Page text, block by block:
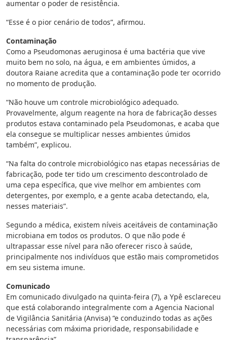
aumentar o poder de resistência.
“Esse é o pior cenário de todos”, afirmou.
Contaminação
Como a Pseudomonas aeruginosa é uma bactéria que vive
muito bem no solo, na água, e em ambientes úmidos, a
doutora Raiane acredita que a contaminação pode ter ocorrido
no momento de produção.
“Não houve um controle microbiológico adequado.
Provavelmente, algum reagente na hora de fabricação desses
produtos estava contaminado pela Pseudomonas, e acaba que
ela consegue se multiplicar nesses ambientes úmidos
também”, explicou.
“Na falta do controle microbiológico nas etapas necessárias de
fabricação, pode ter tido um crescimento descontrolado de
uma cepa específica, que vive melhor em ambientes com
detergentes, por exemplo, e a gente acaba detectando, ela,
nesses materiais”.
Segundo a médica, existem níveis aceitáveis de contaminação
microbiana em todos os produtos. O que não pode é
ultrapassar esse nível para não oferecer risco à saúde,
principalmente nos indivíduos que estão mais comprometidos
em seu sistema imune.
Comunicado
Em comunicado divulgado na quinta-feira (7), a Ypê esclareceu
que está colaborando integralmente com a Agencia Nacional
de Vigilância Sanitária (Anvisa) “e conduzindo todas as ações
necessárias com máxima prioridade, responsabilidade e